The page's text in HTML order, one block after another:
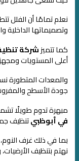
نعلم تمامًا أن الفلل
وتصميماتها الداخلية
كما تتميزشركة
أعلى المستويات
والمعدات المتطورة
جودة الأسطح
مبهرة تدوم طويلًا
في أبوظبيتنظيف
بما في ذلك غرف
نهتم بتنظيف الأرضيات،